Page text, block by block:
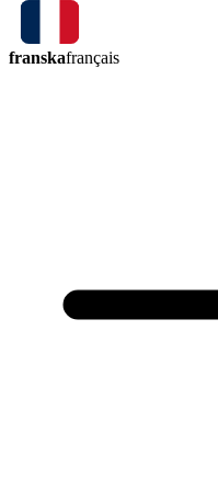
franskafrançais